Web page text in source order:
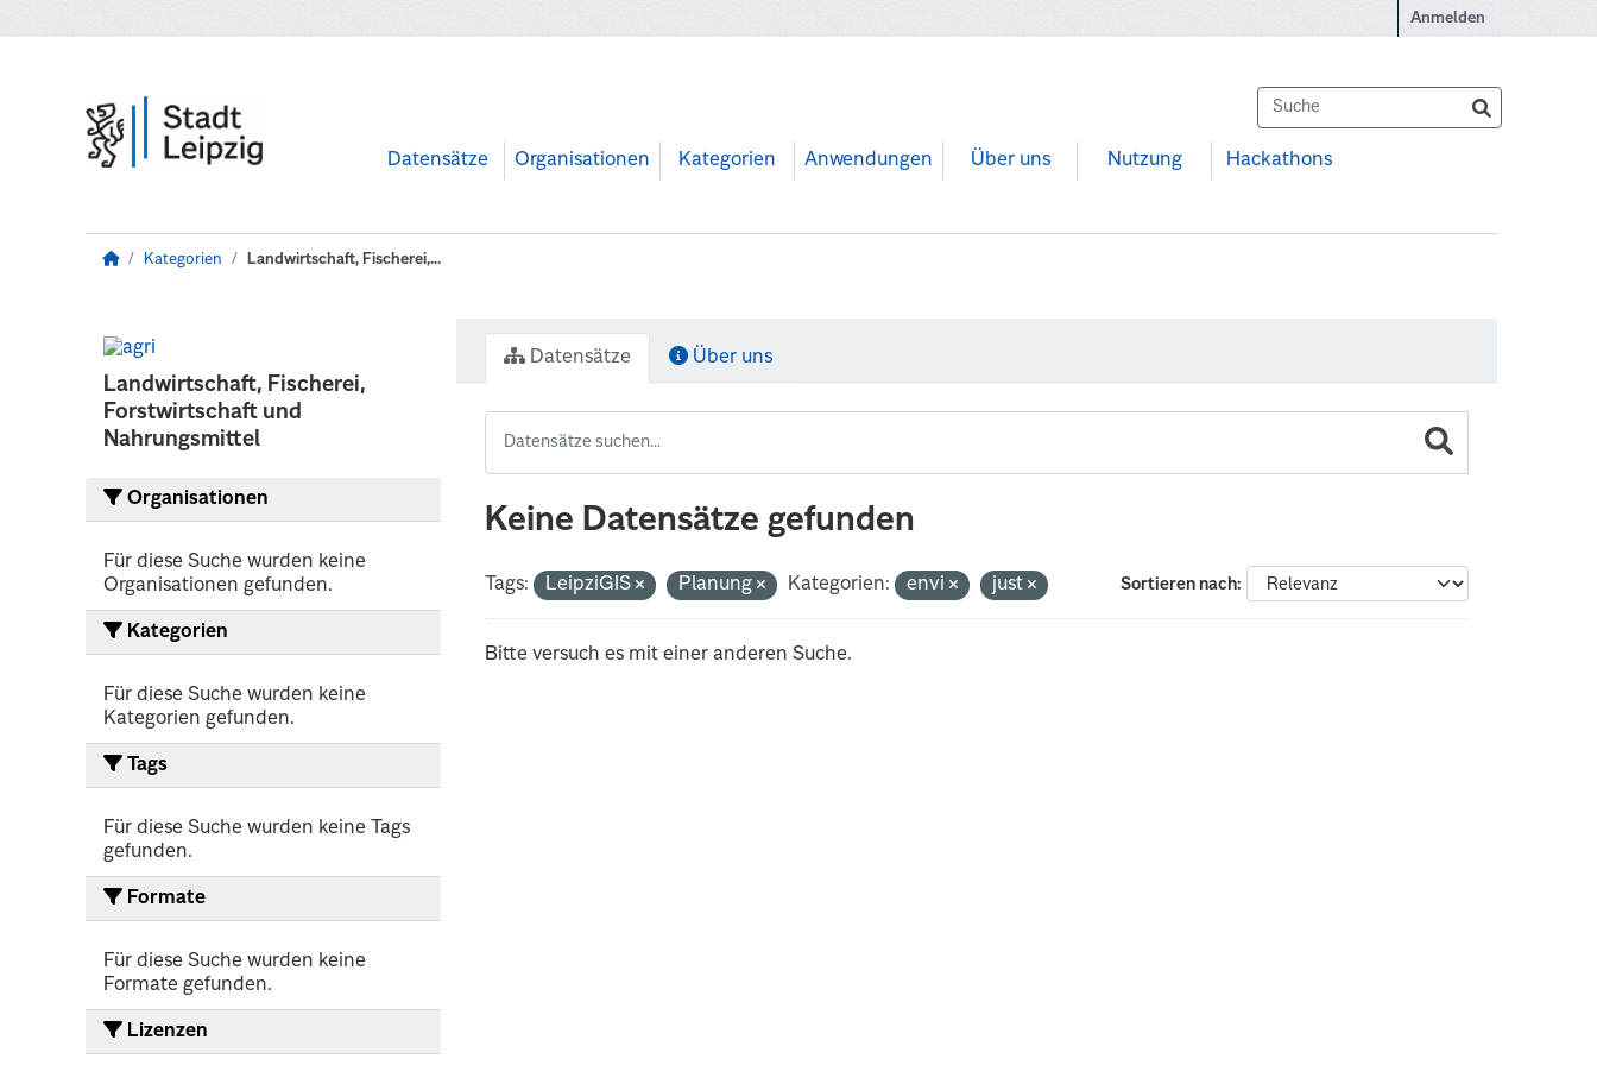
Anmelden
Datensätze Organisationen Kategorien Anwendungen Über uns Nutzung Hackathons
Kategorien Landwirtschaft, Fischerei,...
Landwirtschaft, Fischerei,
Forstwirtschaft und
Nahrungsmittel
Organisationen
Für diese Suche wurden keine
Organisationen gefunden.
Kategorien
Für diese Suche wurden keine
Kategorien gefunden.
Tags
Für diese Suche wurden keine Tags
gefunden.
Formate
Für diese Suche wurden keine
Formate gefunden.
Lizenzen
Datensätze Über uns
Keine Datensätze gefunden
Sortieren nach
Tags: LeipziGIS Planung Kategorien: envi just
Bitte versuch es mit einer anderen Suche.